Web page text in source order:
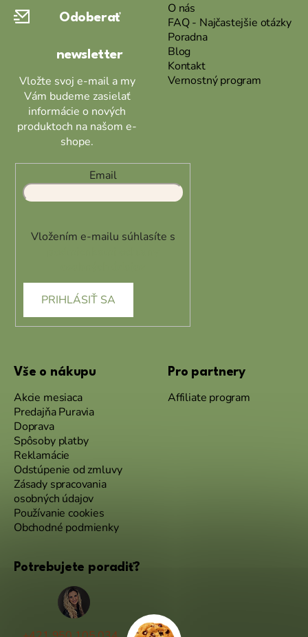
Odoberať
newsletter
Vložte svoj e-mail a my
Vám budeme zasielať
informácie o nových
produktoch na našom e-
shope.
Email
Vložením e-mailu súhlasíte s
PRIHLÁSIŤ SA
O nás
FAQ - Najčastejšie otázky
Poradna
Blog
Kontakt
Vernostný program
Vše o nákupu
Akcie mesiaca
Predajňa Puravia
Doprava
Spôsoby platby
Reklamácie
Odstúpenie od zmluvy
Zásady spracovania
osobných údajov
Používanie cookies
Obchodné podmienky
Pro partnery
Affiliate program
Potrebujete poradiť?